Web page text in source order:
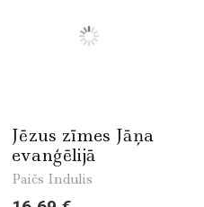
Jēzus zīmes Jāņa
evanģēlijā
Paičs Indulis